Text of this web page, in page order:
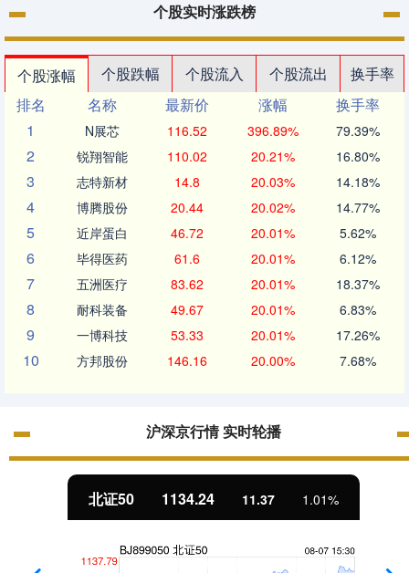
个股实时涨跌榜
个股涨幅 个股跌幅 个股流入 个股流出
换手率
排名
名称 最新价 涨幅
换手率
1
N展芯 116.52 396.89% 79.39%
2 锐翔智能 110.02 20.21% 16.80%
3 志特新材 14.8 20.03% 14.18%
4 博腾股份 20.44 20.02% 14.77%
5 近岸蛋白 46.72 20.01% 5.62%
6 毕得医药 61.6 20.01% 6.12%
7 五洲医疗 83.62 20.01% 18.37%
8 耐科装备 49.67 20.01% 6.83%
9 一博科技 53.33 20.01% 17.26%
10 方邦股份 146.16 20.00% 7.68%
沪深京行情 实时轮播
北证50 1134.24 11.37 1.01%